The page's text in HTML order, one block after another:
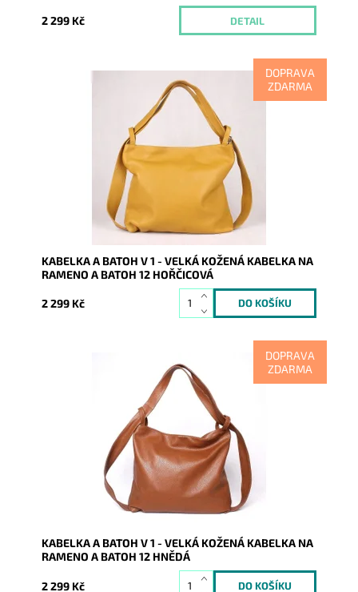
2 299 Kč DETAIL
DOPRAVA
ZDARMA
Kabelka na rameno a batoh v jednom provedení nyní v
krásné hořčicové barvě! Moderní italský kvalitní
Skladem
8156
Vera Pelle
2 roky
KABELKA A BATOH V 1 - VELKÁ KOŽENÁ KABELKA NA
RAMENO A BATOH 12 HOŘČICOVÁ
2 299 Kč
DOPRAVA
ZDARMA
Kabelka na rameno a batoh v jednom provedení nyní v
krásné hnědé barvě! Moderní italský kvalitní kožený
Skladem
8535
Vera Pelle
2 roky
KABELKA A BATOH V 1 - VELKÁ KOŽENÁ KABELKA NA
RAMENO A BATOH 12 HNĚDÁ
2 299 Kč